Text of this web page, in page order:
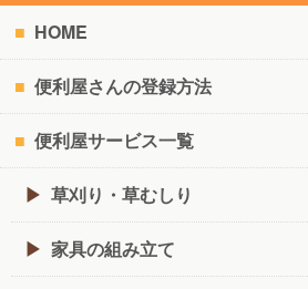
HOME
便利屋さんの登録方法
便利屋サービス一覧
草刈り・草むしり
家具の組み立て